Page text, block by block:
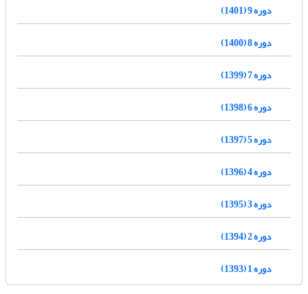
دوره 9 (1401)
دوره 8 (1400)
دوره 7 (1399)
دوره 6 (1398)
دوره 5 (1397)
دوره 4 (1396)
دوره 3 (1395)
دوره 2 (1394)
دوره 1 (1393)